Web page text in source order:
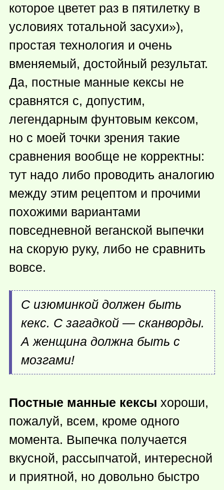
которое цветет раз в пятилетку в
условиях тотальной засухи»),
простая технология и очень
вменяемый, достойный результат.
Да, постные манные кексы не
сравнятся с, допустим,
легендарным фунтовым кексом,
но с моей точки зрения такие
сравнения вообще не корректны:
тут надо либо проводить аналогию
между этим рецептом и прочими
похожими вариантами
повседневной веганской выпечки
на скорую руку, либо не сравнить
вовсе.
С изюминкой должен быть
кекс. С загадкой — сканворды.
А женщина должна быть с
мозгами!
Постные манные кексы хороши,
пожалуй, всем, кроме одного
момента. Выпечка получается
вкусной, рассыпчатой, интересной
и приятной, но довольно быстро